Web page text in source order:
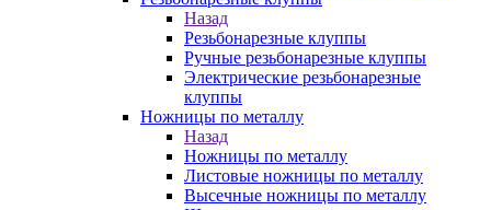
Назад
Резьбонарезные клуппы
Ручные резьбонарезные клуппы
Электрические резьбонарезные
клуппы
Ножницы по металлу
Назад
Ножницы по металлу
Листовые ножницы по металлу
Высечные ножницы по металлу